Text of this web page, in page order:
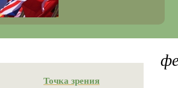
Точка зрения